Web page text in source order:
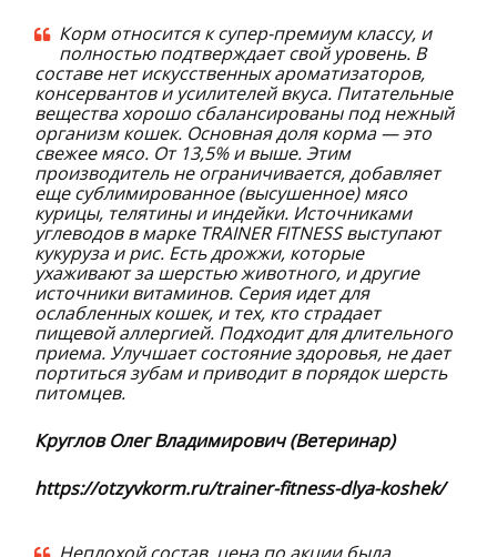
Корм относится к супер-премиум классу, и
полностью подтверждает свой уровень. В
составе нет искусственных ароматизаторов,
консервантов и усилителей вкуса. Питательные
вещества хорошо сбалансированы под нежный
организм кошек. Основная доля корма — это
свежее мясо. От 13,5% и выше. Этим
производитель не ограничивается, добавляет
еще сублимированное (высушенное) мясо
курицы, телятины и индейки. Источниками
углеводов в марке TRAINER FITNESS выступают
кукуруза и рис. Есть дрожжи, которые
ухаживают за шерстью животного, и другие
источники витаминов. Серия идет для
ослабленных кошек, и тех, кто страдает
пищевой аллергией. Подходит для длительного
приема. Улучшает состояние здоровья, не дает
портиться зубам и приводит в порядок шерсть
питомцев.
Круглов Олег Владимирович (Ветеринар)
https://otzyvkorm.ru/trainer-fitness-dlya-koshek/